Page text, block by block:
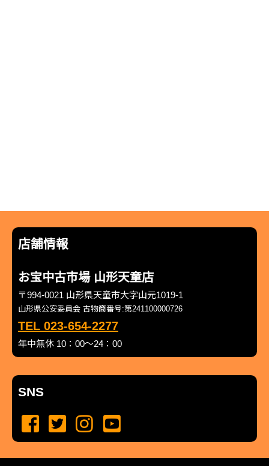
店舗情報
お宝中古市場 山形天童店
〒994-0021 山形県天童市大字山元1019-1
山形県公安委員会 古物商番号:第241100000726
TEL 023-654-2277
年中無休 10：00～24：00
SNS